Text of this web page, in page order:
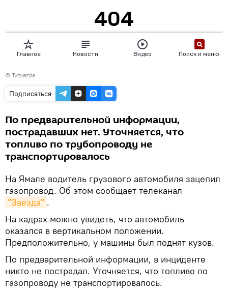
© Tvzvezda
Подписаться
По предварительной информации,
пострадавших нет. Уточняется, что
топливо по трубопроводу не
транспортировалось
На Ямале водитель грузового автомобиля зацепил
газопровод. Об этом сообщает телеканал
"Звезда" .
На кадрах можно увидеть, что автомобиль
оказался в вертикальном положении.
Предположительно, у машины был поднят кузов.
По предварительной информации, в инциденте
никто не пострадал. Уточняется, что топливо по
газопроводу не транспортировалось.